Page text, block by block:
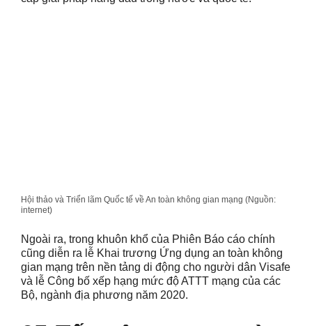
Hội thảo và Triển lãm Quốc tế về An toàn không gian mạng (Nguồn:
internet)
Ngoài ra, trong khuôn khổ của Phiên Báo cáo chính
cũng diễn ra lễ Khai trương Ứng dụng an toàn không
gian mạng trên nền tảng di động cho người dân Visafe
và lễ Công bố xếp hạng mức độ ATTT mạng của các
Bộ, ngành địa phương năm 2020.